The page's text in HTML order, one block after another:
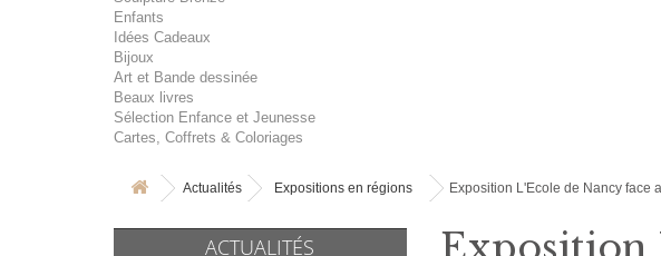
Enfants
Idées Cadeaux
Bijoux
Art et Bande dessinée
Beaux livres
Sélection Enfance et Jeunesse
Cartes, Coffrets & Coloriages
Actualités Expositions en régions Exposition L'Ecole de Nancy face
ACTUALITÉS